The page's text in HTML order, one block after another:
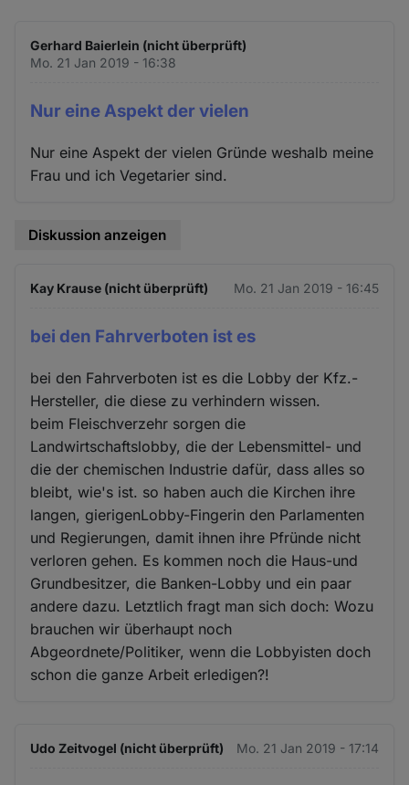
Gerhard Baierlein (nicht überprüft)
Mo. 21 Jan 2019 - 16:38
Nur eine Aspekt der vielen
Nur eine Aspekt der vielen Gründe weshalb meine
Frau und ich Vegetarier sind.
Diskussion anzeigen
Kay Krause (nicht überprüft) Mo. 21 Jan 2019 - 16:45
bei den Fahrverboten ist es
bei den Fahrverboten ist es die Lobby der Kfz.-
Hersteller, die diese zu verhindern wissen.
beim Fleischverzehr sorgen die
Landwirtschaftslobby, die der Lebensmittel- und
die der chemischen Industrie dafür, dass alles so
bleibt, wie's ist. so haben auch die Kirchen ihre
langen, gierigenLobby-Fingerin den Parlamenten
und Regierungen, damit ihnen ihre Pfründe nicht
verloren gehen. Es kommen noch die Haus-und
Grundbesitzer, die Banken-Lobby und ein paar
andere dazu. Letztlich fragt man sich doch: Wozu
brauchen wir überhaupt noch
Abgeordnete/Politiker, wenn die Lobbyisten doch
schon die ganze Arbeit erledigen?!
Udo Zeitvogel (nicht überprüft) Mo. 21 Jan 2019 - 17:14